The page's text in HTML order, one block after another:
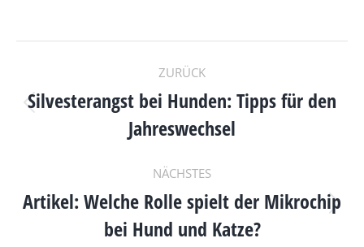
ZURÜCK
Vorheriger
Beitrag:
Silvesterangst bei Hunden: Tipps für den
Jahreswechsel
NÄCHSTES
Nächster
Beitrag:
Artikel: Welche Rolle spielt der Mikrochip
bei Hund und Katze?